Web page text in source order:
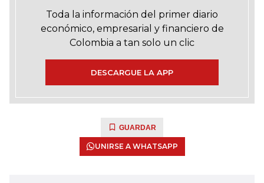
Toda la información del primer diario
económico, empresarial y financiero de
Colombia a tan solo un clic
DESCARGUE LA APP
GUARDAR
UNIRSE A WHATSAPP